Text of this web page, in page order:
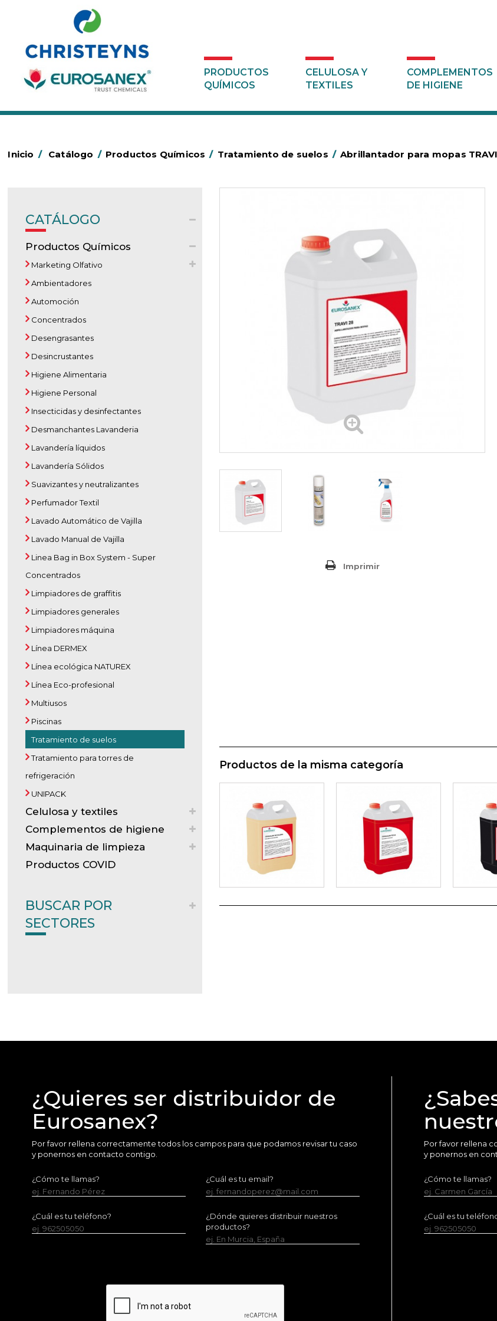
PRODUCTOS
QUÍMICOS
CELULOSA Y
TEXTILES
COMPLEMENTOS
DE HIGIENE
Inicio / Catálogo / Productos Químicos / Tratamiento de suelos / Abrillantador para mopas
CATÁLOGO
Productos Químicos
Marketing Olfativo
Ambientadores
Automoción
Concentrados
Desengrasantes
Desincrustantes
Higiene Alimentaria
Higiene Personal
Insecticidas y desinfectantes
Desmanchantes Lavanderia
Lavandería líquidos
Lavandería Sólidos
Suavizantes y neutralizantes
Perfumador Textil
Lavado Automático de Vajilla
Lavado Manual de Vajilla
Linea Bag in Box System - Super
Concentrados
Limpiadores de graffitis
Limpiadores generales
Limpiadores máquina
Línea DERMEX
Línea ecológica NATUREX
Línea Eco-profesional
Multiusos
Piscinas
Tratamiento de suelos
Tratamiento para torres de
refrigeración
UNIPACK
Celulosa y textiles
Complementos de higiene
Maquinaria de limpieza
Productos COVID
BUSCAR POR
SECTORES
Imprimir
Productos de la misma categoría
¿Quieres ser distribuidor de
Eurosanex?
Por favor rellena correctamente todos los campos para que podamos revisar tu caso
y ponernos en contacto contigo.
¿Cómo te llamas?
ej. Fernando Pérez
¿Cuál es tu email?
ej. fernandoperez@mail.com
¿Cuál es tu teléfono?
ej. 962505050
¿Dónde quieres distribuir nuestros
productos?
ej. En Murcia, España
Por favor rellena
y ponernos en
¿Cómo te llamas?
ej. Carmen García
¿Cuál es tu
ej. 962505050